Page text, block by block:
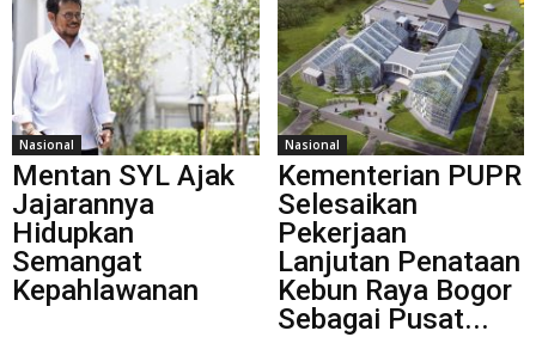
Nasional
Mentan SYL Ajak
Jajarannya
Hidupkan
Semangat
Kepahlawanan
Nasional
Kementerian PUPR
Selesaikan
Pekerjaan
Lanjutan Penataan
Kebun Raya Bogor
Sebagai Pusat...